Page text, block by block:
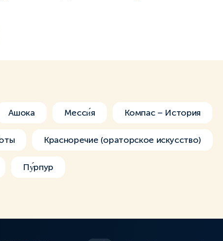
Ашока Месси́я Компас – История
Красноречие (ораторское искусство)
Пу́рпур